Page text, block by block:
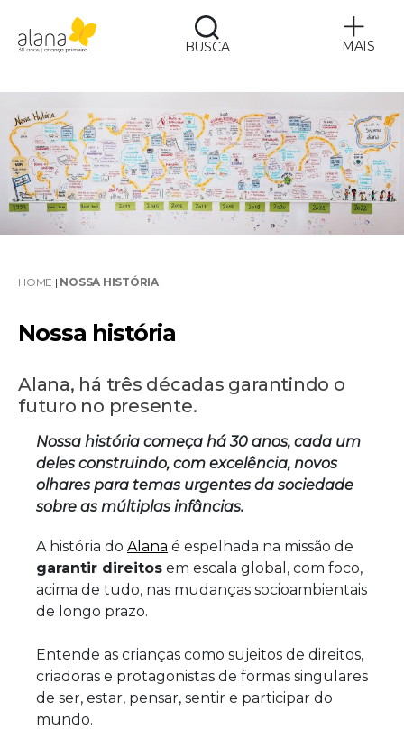
BUSCA MAIS
HOME | NOSSA HISTÓRIA
Nossa história
Alana, há três décadas garantindo o
futuro no presente.
Nossa história começa há 30 anos, cada um
deles construindo, com excelência, novos
olhares para temas urgentes da sociedade
sobre as múltiplas infâncias.
A história do Alana é espelhada na missão de
garantir direitos em escala global, com foco,
acima de tudo, nas mudanças socioambientais
de longo prazo.
Entende as crianças como sujeitos de direitos,
criadoras e protagonistas de formas singulares
de ser, estar, pensar, sentir e participar do
mundo.